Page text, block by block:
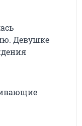
Девушке